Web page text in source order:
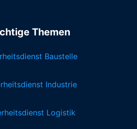
Themen
Baustelle
Industrie
Logistik